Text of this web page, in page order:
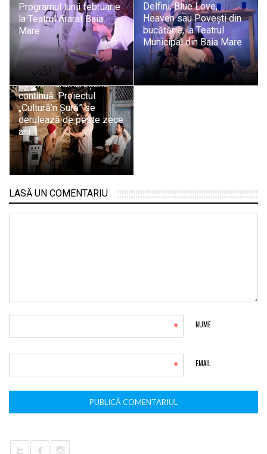
Programul lunii februarie
la Teatrul Ararat Baia
Mare
Delfini, Blue Love,
Heaven sau Povești din
bucătărie, la Teatrul
Municipal din Baia Mare
Aventura teatrală din
satele maramureșene
continuă. Proiectul
„Cultură’n Șură” se
derulează de peste zece
ani
LASĂ UN COMENTARIU
NUME
*
EMAIL
*